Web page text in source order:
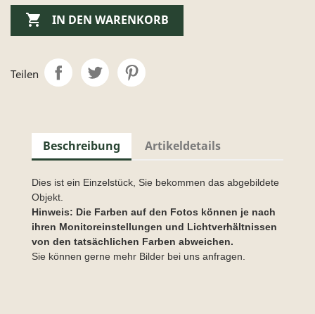
 IN DEN WARENKORB
Teilen
Beschreibung Artikeldetails
Dies ist ein Einzelstück, Sie bekommen das abgebildete
Objekt.
Hinweis: Die Farben auf den Fotos können je nach
ihren Monitoreinstellungen und Lichtverhältnissen
von den tatsächlichen Farben abweichen.
Sie können gerne mehr Bilder bei uns anfragen.